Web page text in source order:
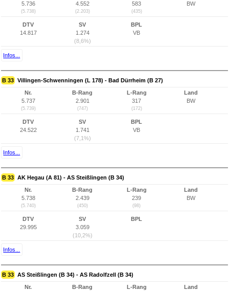
5.736
(5.738)
4.552
(2.203)
583
(435)
BW
DTV
14.817
SV
1.274
(8,6%)
BPL
VB
Infos...
B 33 Villingen-Schwenningen (L 178) - Bad Dürrheim (B 27)
Nr.
5.737
(5.739)
B-Rang
2.901
(747)
L-Rang
317
(172)
Land
BW
DTV
24.522
SV
1.741
(7,1%)
BPL
VB
Infos...
B 33 AK Hegau (A 81) - AS Steißlingen (B 34)
Nr.
5.738
(5.740)
B-Rang
2.439
(450)
L-Rang
239
(98)
Land
BW
DTV
29.995
SV
3.059
(10,2%)
BPL
Infos...
B 33 AS Steißlingen (B 34) - AS Radolfzell (B 34)
Nr.
B-Rang
L-Rang
Land